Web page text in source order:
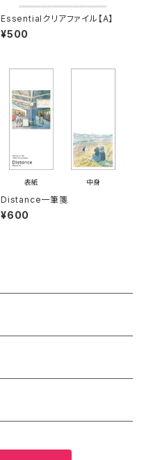
Essentialクリアファイル【A】
¥500
Distance一筆箋
¥600